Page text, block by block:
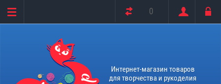
0
Интернет-магазин товаров
для творчества и рукоделия